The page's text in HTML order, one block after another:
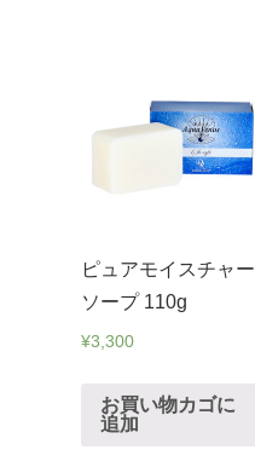
ピュアモイスチャー
ソープ 110g
¥3,300
お買い物カゴに
追加